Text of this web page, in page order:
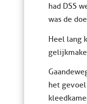
had DSS
was de
Heel lang
het